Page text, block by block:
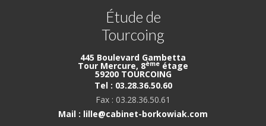
Étude de
Tourcoing
445 Boulevard Gambetta
Tour Mercure, 8ème étage
59200 TOURCOING
Tel : 03.28.36.50.60
Fax : 03.28.36.50.61
Mail : lille@cabinet-borkowiak.com